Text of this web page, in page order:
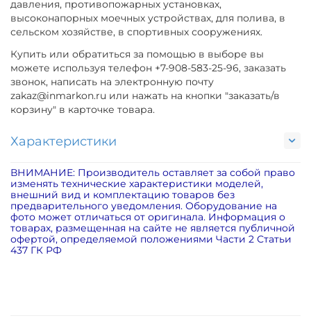
давления, противопожарных установках,
высоконапорных моечных устройствах, для полива, в
сельском хозяйстве, в спортивных сооружениях.
Купить или обратиться за помощью в выборе вы
можете используя телефон +7-908-583-25-96, заказать
звонок, написать на электронную почту
zakaz@inmarkon.ru или нажать на кнопки "заказать/в
корзину" в карточке товара.
Характеристики
ВНИМАНИЕ: Производитель оставляет за собой право
изменять технические характеристики моделей,
внешний вид и комплектацию товаров без
предварительного уведомления. Оборудование на
фото может отличаться от оригинала. Информация о
товарах, размещенная на сайте не является публичной
офертой, определяемой положениями Части 2 Статьи
437 ГК РФ